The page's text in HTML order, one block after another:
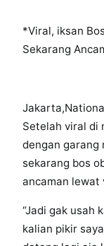
*Viral, iksan
Sekarang
Setelah viral di
dengan garang
sekarang bos
ancaman lewat
“Jadi gak usah
kalian pikir